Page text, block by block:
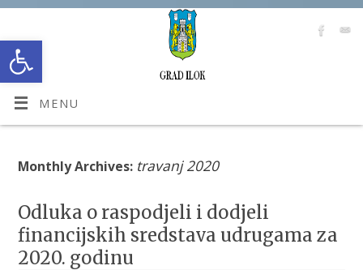
Open toolbar
MENU
Monthly Archives: travanj 2020
Odluka o raspodjeli i dodjeli
financijskih sredstava udrugama za
2020. godinu